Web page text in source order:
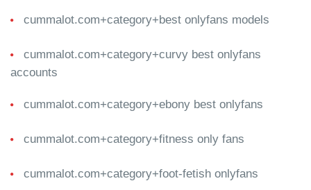
cummalot.com+category+best onlyfans models
cummalot.com+category+curvy best onlyfans
accounts
cummalot.com+category+ebony best onlyfans
cummalot.com+category+fitness only fans
cummalot.com+category+foot-fetish onlyfans